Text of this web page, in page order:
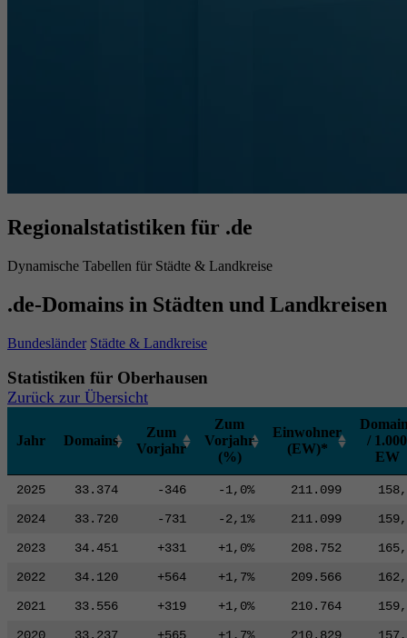
Regionalstatistiken für .de
Dynamische Tabellen für Städte & Landkreise
.de-Domains in Städten und Landkreisen
Bundesländer Städte & Landkreise
Statistiken für Oberhausen
Zurück zur Übersicht
Jahr Domains
Zum
Vorjahr
Zum
Vorjahr
(%)
Einwohner
(EW)*
/ 1.000
EW
2025 33.374 -346 -1,0% 211.099
2024
33.720 -731 -2,1% 211.099
2023
34.451 +331 +1,0% 208.752
2022
34.120 +564 +1,7% 209.566
2021
33.556 +319 +1,0% 210.764